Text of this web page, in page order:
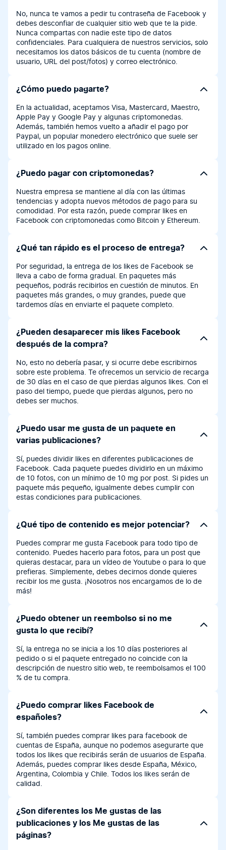
No, nunca te vamos a pedir tu contraseña de Facebook y
debes desconfiar de cualquier sitio web que te la pide.
Nunca compartas con nadie este tipo de datos
confidenciales. Para cualquiera de nuestros servicios, solo
necesitamos los datos básicos de tu cuenta (nombre de
usuario, URL del post/fotos) y correo electrónico.
¿Cómo puedo pagarte?
En la actualidad, aceptamos Visa, Mastercard, Maestro,
Apple Pay y Google Pay y algunas criptomonedas.
Además, también hemos vuelto a añadir el pago por
Paypal, un popular monedero electrónico que suele ser
utilizado en los pagos online.
¿Puedo pagar con criptomonedas?
Nuestra empresa se mantiene al día con las últimas
tendencias y adopta nuevos métodos de pago para su
comodidad. Por esta razón, puede comprar likes en
Facebook con criptomonedas como Bitcoin y Ethereum.
¿Qué tan rápido es el proceso de entrega?
Por seguridad, la entrega de los likes de Facebook se
lleva a cabo de forma gradual. En paquetes más
pequeños, podrás recibirlos en cuestión de minutos. En
paquetes más grandes, o muy grandes, puede que
tardemos días en enviarte el paquete completo.
¿Pueden desaparecer mis likes Facebook
después de la compra?
No, esto no debería pasar, y si ocurre debe escribirnos
sobre este problema. Te ofrecemos un servicio de recarga
de 30 días en el caso de que pierdas algunos likes. Con el
paso del tiempo, puede que pierdas algunos, pero no
debes ser muchos.
¿Puedo usar me gusta de un paquete en
varias publicaciones?
Sí, puedes dividir likes en diferentes publicaciones de
Facebook. Cada paquete puedes dividirlo en un máximo
de 10 fotos, con un mínimo de 10 mg por post. Si pides un
paquete más pequeño, igualmente debes cumplir con
estas condiciones para publicaciones.
¿Qué tipo de contenido es mejor potenciar?
Puedes comprar me gusta Facebook para todo tipo de
contenido. Puedes hacerlo para fotos, para un post que
quieras destacar, para un vídeo de Youtube o para lo que
prefieras. Simplemente, debes decirnos donde quieres
recibir los me gusta. ¡Nosotros nos encargamos de lo de
más!
¿Puedo obtener un reembolso si no me
gusta lo que recibí?
Sí, la entrega no se inicia a los 10 días posteriores al
pedido o si el paquete entregado no coincide con la
descripción de nuestro sitio web, te reembolsamos el 100
% de tu compra.
¿Puedo comprar likes Facebook de
españoles?
Sí, también puedes comprar likes para facebook de
cuentas de España, aunque no podemos asegurarte que
todos los likes que recibirás serán de usuarios de España.
Además, puedes comprar likes desde España, México,
Argentina, Colombia y Chile. Todos los likes serán de
calidad.
¿Son diferentes los Me gustas de las
publicaciones y los Me gustas de las
páginas?